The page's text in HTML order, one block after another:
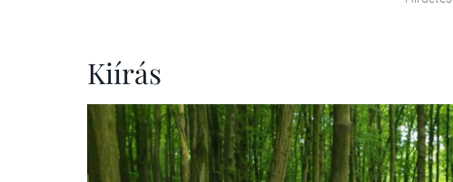
Kiírás